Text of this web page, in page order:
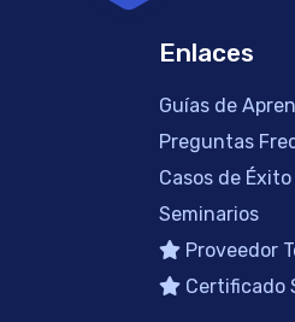
Enlaces
Guías de
Preguntas
Casos de Éxito
Seminarios
Proveedor
Certificado